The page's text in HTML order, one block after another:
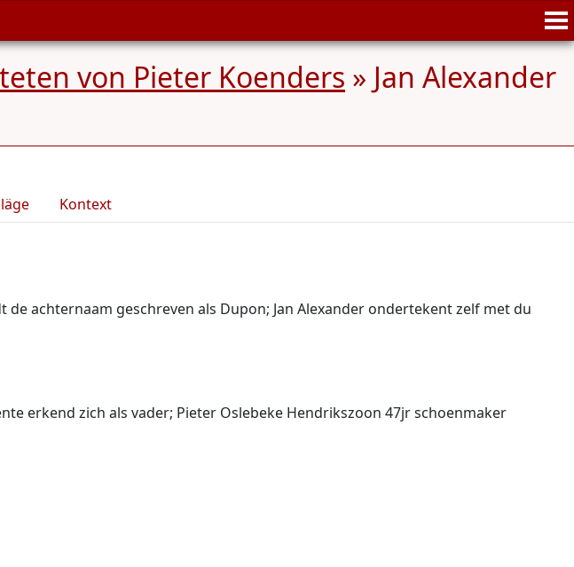
von Pieter Koenders » Jan Alexander
Kontext
achternaam geschreven als Dupon; Jan Alexander ondertekent zelf met du
erkend zich als vader; Pieter Oslebeke Hendrikszoon 47jr schoenmaker